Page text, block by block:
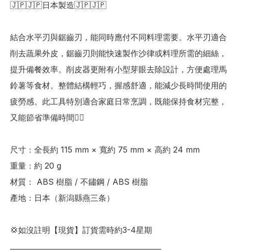
🇯🇵🇯🇵日本製造🇯🇵🇯🇵
結合水平刃與鋸齒刃，能同時應付不同料理需要。水平刃適合
削去蔬果外皮，鋸齒刃則能快速製作沙律或料理所需的細絲，
提升備餐效率。削皮器更附有小型芽眼去除設計，方便處理馬
鈴薯等食材。整體結構輕巧，握感舒適，能減少長時間使用的
疲勞感。此工具特別適合家庭日常烹調，既能保持食材完整，
又能節省準備時間👍🏻
尺寸：全長約 115 mm × 寬約 75 mm × 高約 24 mm
重量：約 20 g
材質： ABS 樹脂 / 不鏽鋼 / ABS 樹脂
產地：日本（新潟縣燕三条）
💢如沒註明【現貨】訂貨需時約3-4星期